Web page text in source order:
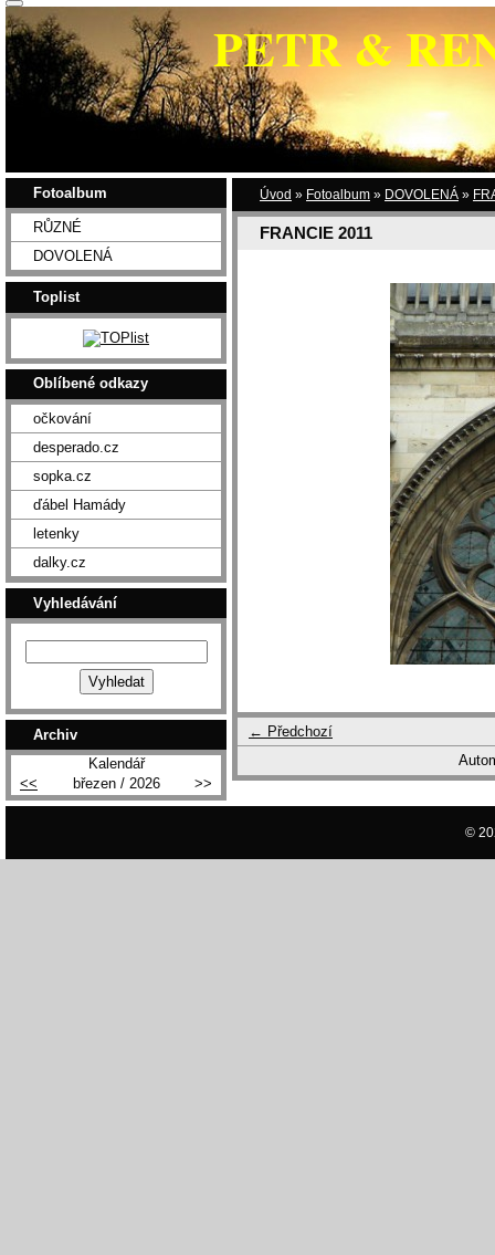
PETR &
Úvod » Fotoalbum » DOVOLENÁ »
FRANCIE 2011
← Předchozí
Fotoalbum
RŮZNÉ
DOVOLENÁ
Toplist
Oblíbené odkazy
očkování
desperado.cz
sopka.cz
ďábel Hamády
letenky
dalky.cz
Vyhledávání
Archiv
Kalendář
<<
březen / 2026 >>
©